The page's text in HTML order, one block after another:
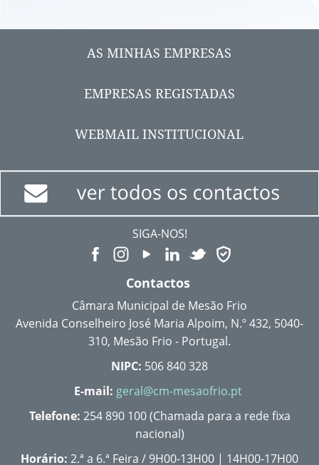
AS MINHAS EMPRESAS
EMPRESAS REGISTADAS
WEBMAIL INSTITUCIONAL
SIGA-NOS!
Contactos
Câmara Municipal de Mesão Frio
Avenida Conselheiro José Maria Alpoim, N.º 432, 5040-
310, Mesão Frio - Portugal.
NIPC: 506 840 328
E-mail: geral@cm-mesaofrio.pt
Telefone: 254 890 100 (Chamada para a rede fixa
nacional)
Horário: 2.ª a 6.ª Feira / 9H00-13H00 | 14H00-17H00